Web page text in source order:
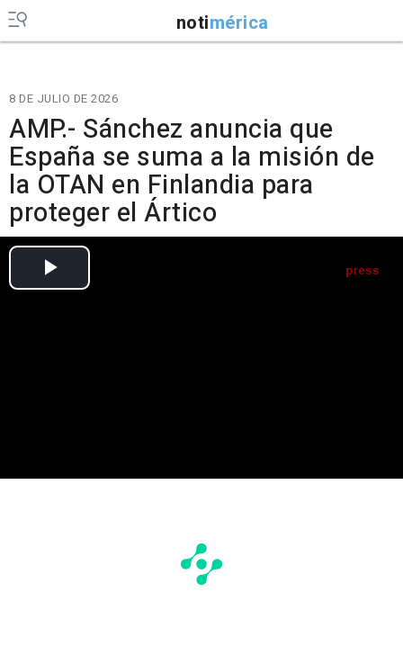
notimérica
8 DE JULIO DE 2026
AMP.- Sánchez anuncia que
España se suma a la misión de
la OTAN en Finlandia para
proteger el Ártico